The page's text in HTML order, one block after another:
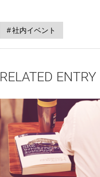
社内イベント
RELATED ENTRY